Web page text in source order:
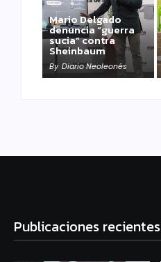
Mario Delgado
denuncia “guerra
sucia” contra
Sheinbaum
By Diario Neoleonés
Publicaciones recientes